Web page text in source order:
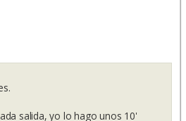
salida, yo lo hago unos 10'